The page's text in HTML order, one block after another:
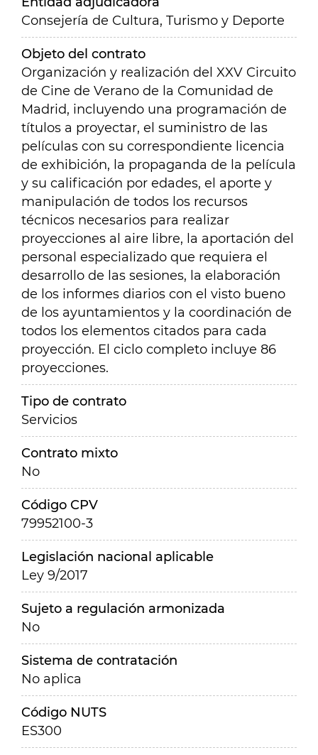
Consejería de Cultura, Turismo y Deporte
Objeto del contrato
Organización y realización del XXV Circuito
de Cine de Verano de la Comunidad de
Madrid, incluyendo una programación de
títulos a proyectar, el suministro de las
películas con su correspondiente licencia
de exhibición, la propaganda de la película
y su calificación por edades, el aporte y
manipulación de todos los recursos
técnicos necesarios para realizar
proyecciones al aire libre, la aportación del
personal especializado que requiera el
desarrollo de las sesiones, la elaboración
de los informes diarios con el visto bueno
de los ayuntamientos y la coordinación de
todos los elementos citados para cada
proyección. El ciclo completo incluye 86
proyecciones.
Tipo de contrato
Servicios
Contrato mixto
No
Código CPV
79952100-3
Legislación nacional aplicable
Ley 9/2017
Sujeto a regulación armonizada
No
Sistema de contratación
No aplica
Código NUTS
ES300